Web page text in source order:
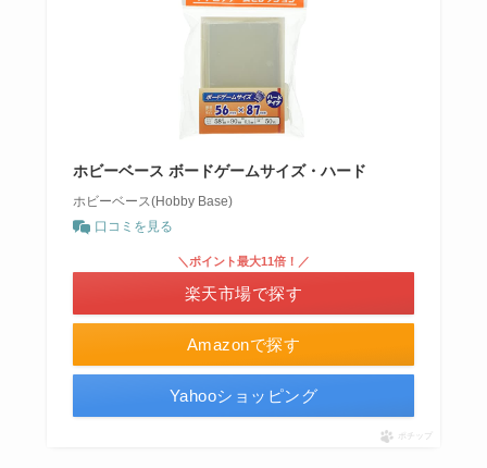
ホビーベース ボードゲームサイズ・ハード
ホビーベース(Hobby Base)
口コミを見る
Amazonで探す
＼ポイント最大11倍！／
楽天市場で探す
Yahooショッピング
ポチップ